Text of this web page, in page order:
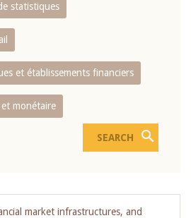
statistiques
et établissements financiers
monétaire
market infrastructures, and